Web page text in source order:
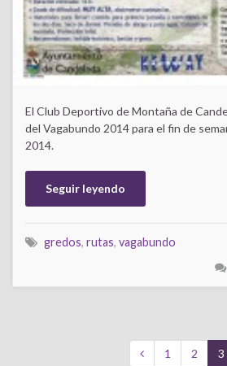
El Club Deportivo de Montaña de
del Vagabundo 2014 para el fin de
2014.
Seguir leyendo
gredos, rutas, vagabundo
1 2 3